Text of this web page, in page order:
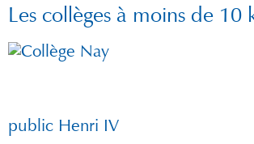
Les collèges à moins de 10
public Henri IV